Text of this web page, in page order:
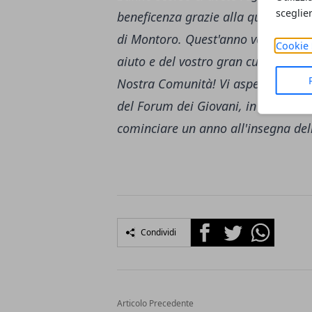
Cookie
beneficenza grazie alla quale
di Montoro. Quest'anno vogliamo
aiuto e del vostro gran cuore per
Nostra Comunità! Vi aspettiamo
del Forum dei Giovani, in via
cominciare un anno all'insegna
Condividi FacebookTwitterWhatsapp
Articolo Precedente